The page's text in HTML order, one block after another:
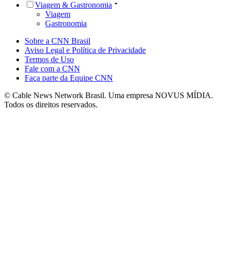
Viagem & Gastronomia
Viagem
Gastronomia
Sobre a CNN Brasil
Aviso Legal e Política de Privacidade
Termos de Uso
Fale com a CNN
Faça parte da Equipe CNN
© Cable News Network Brasil. Uma empresa NOVUS MÍDIA.
Todos os direitos reservados.